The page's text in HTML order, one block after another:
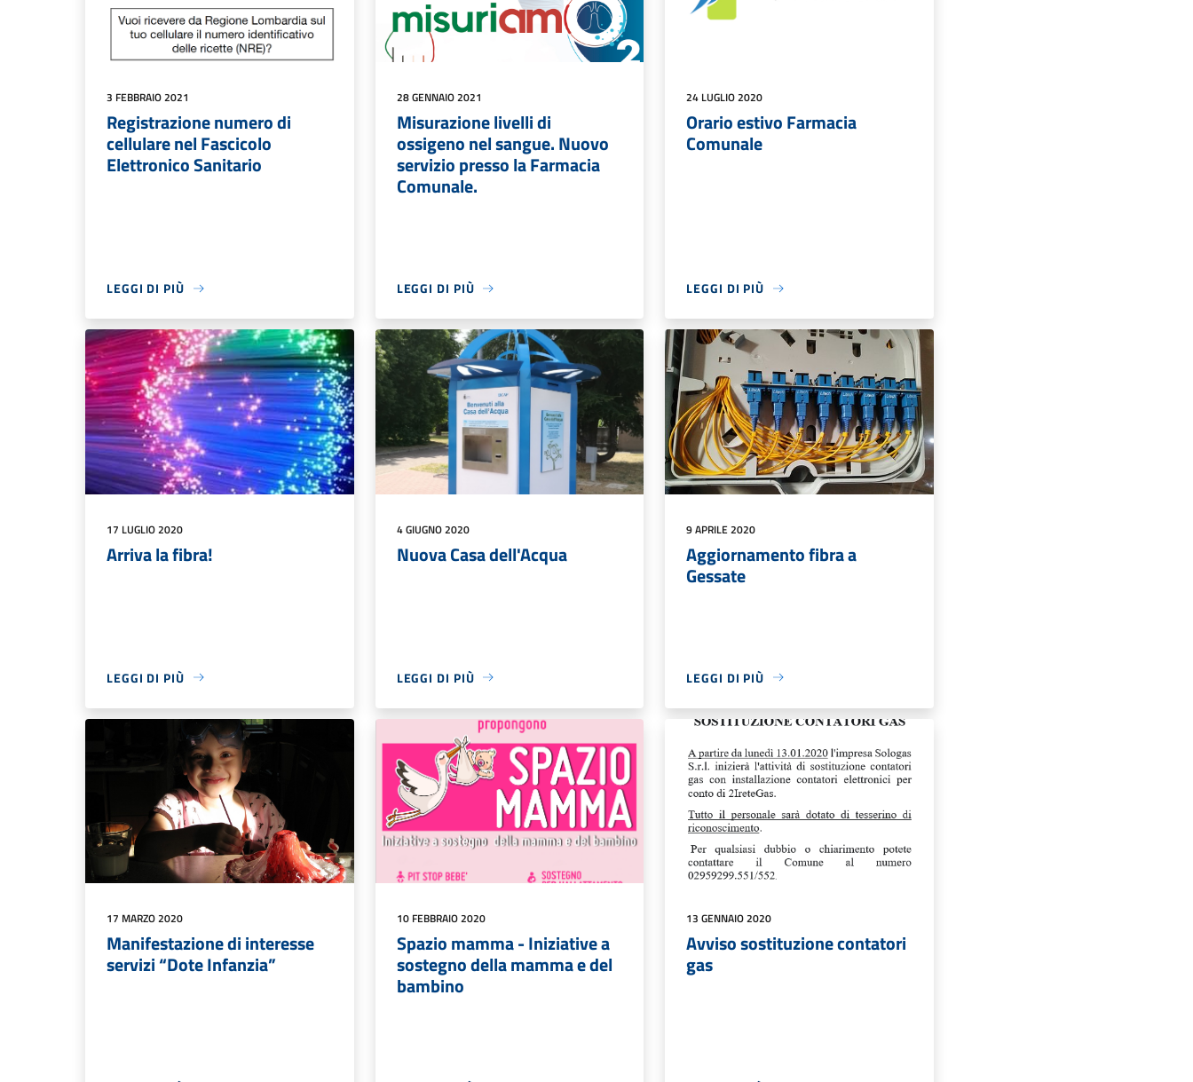
3 FEBBRAIO 2021
Registrazione numero di
cellulare nel Fascicolo
Elettronico Sanitario
LEGGI DI PIÙ
28 GENNAIO 2021
Misurazione livelli di
ossigeno nel sangue. Nuovo
servizio presso la Farmacia
Comunale.
LEGGI DI PIÙ
24 LUGLIO 2020
Orario estivo Farmacia
Comunale
LEGGI DI PIÙ
17 LUGLIO 2020
Arriva la fibra!
LEGGI DI PIÙ
4 GIUGNO 2020
Nuova Casa dell'Acqua
LEGGI DI PIÙ
9 APRILE 2020
Aggiornamento fibra a
Gessate
LEGGI DI PIÙ
17 MARZO 2020
Manifestazione di interesse
servizi “Dote Infanzia”
10 FEBBRAIO 2020
Spazio mamma - Iniziative a
sostegno della mamma e del
bambino
13 GENNAIO 2020
Avviso sostituzione contatori
gas